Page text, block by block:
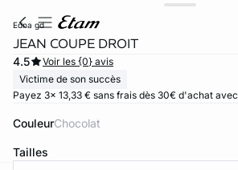
edna gd
JEAN COUPE DROIT
4.5
Voir les {0} avis
Victime de son succès
Payez 3x 13,33 € sans frais dès 30€ d'achat avec
Couleur chocolat
Tailles